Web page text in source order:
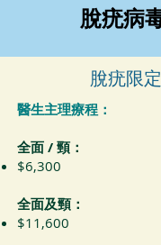
脫疣病
脫疣限
醫生主理療程：
全面 / 頸：
$6,300
全面及頸：
$11,600